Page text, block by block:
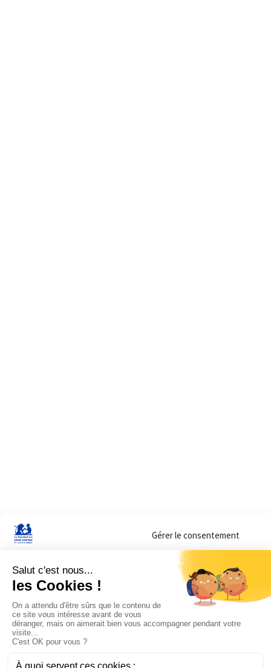
Gérer le consentement
Sur ce site, nous utilisons des cookies pour mesurer notre audience et vous
lorsque vous y consentez. Vous pouvez sélectionner ceux que vous autorisez
navigation.